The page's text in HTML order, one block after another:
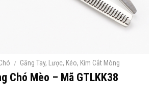
/ Găng Tay, Lược, Kéo, Kìm Cắt Mòng
Chó Mèo – Mã GTLKK38